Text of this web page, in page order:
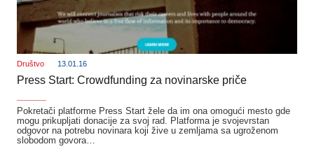
Društvo 13.01.16
Press Start: Crowdfunding za novinarske priče
Pokretači platforme Press Start žele da im ona omogući mesto gde
mogu prikupljati donacije za svoj rad. Platforma je svojevrstan
odgovor na potrebu novinara koji žive u zemljama sa ugroženom
slobodom govora…